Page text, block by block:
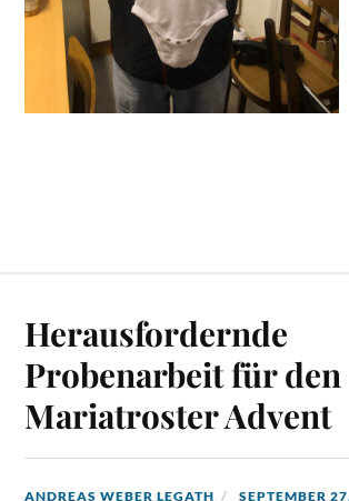
Herausfordernde
Probenarbeit für den
Mariatroster Advent
ANDREAS WEBER LEGATH SEPTEMBER